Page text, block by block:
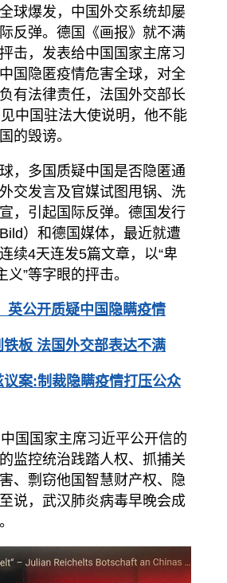
球爆发，中国外交系统却屡
反弹。德国《画报》就不满
击，发表给中国国家主席习
国隐匿疫情危害全球，对全
有法律责任，法国外交部长
中国驻法大使说明，他不能
的毁谤。
，多国质疑中国是否隐匿通
交发言及官媒试图甩锅、洗
，引起国际反弹。德国发行
）和德国媒体，最近就遭
续4天连发5篇文章，以“卑
义”等字眼的抨击。
英公开质疑中国隐瞒疫情
板 法国外交部表达不满
案:制裁隐瞒疫情打压公众
国国家主席习近平公开信的
监控统治践踏人权、抓捕关
、剽窃他国智慧财产权、隐
说，武汉肺炎病毒早晚会成